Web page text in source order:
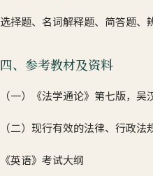
选择题、名词解释题、简答题
四、参考教材及资料
（一）《法学通论》第七版，
（二）现行有效的法律、行政法
《英语》考试大纲